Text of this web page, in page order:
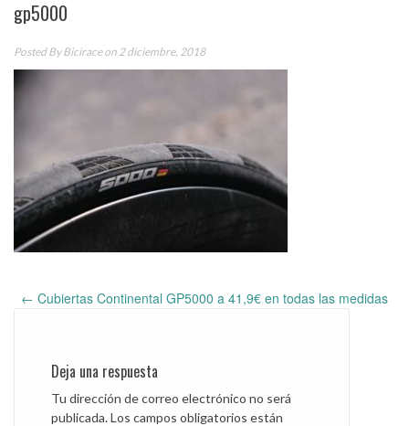
gp5000
Posted ByBiciraceon 2 diciembre, 2018
Post
← Cubiertas Continental GP5000 a 41,9€ en todas las medidas
Deja una respuesta
Tu dirección de correo electrónico no será
publicada.Los campos obligatorios están